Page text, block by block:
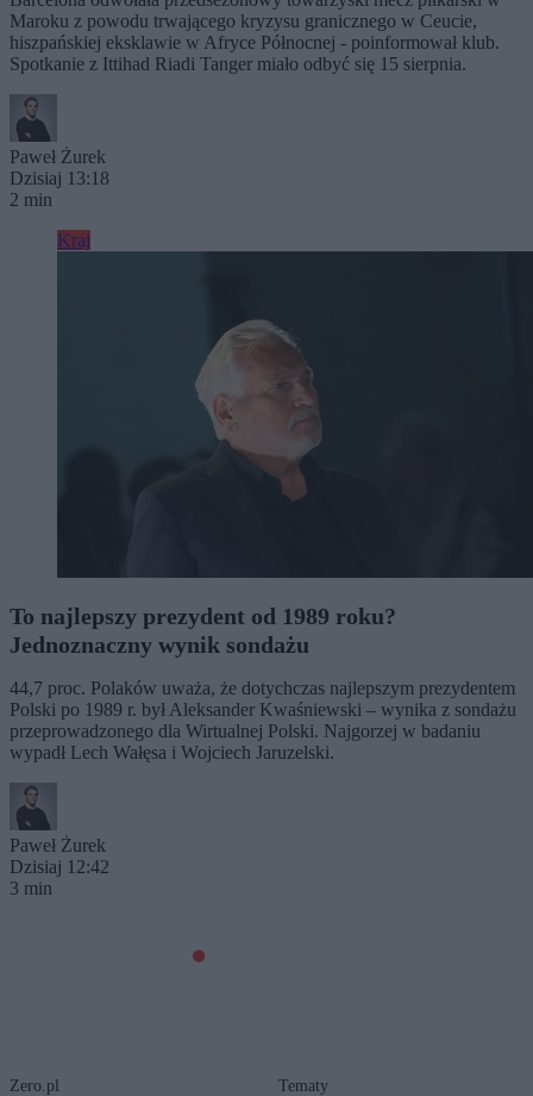
Maroku z powodu trwającego kryzysu granicznego w Ceucie,
hiszpańskiej eksklawie w Afryce Północnej - poinformował klub.
Spotkanie z Ittihad Riadi Tanger miało odbyć się 15 sierpnia.
Paweł Żurek
Dzisiaj 13:18
2 min
Kraj
To najlepszy prezydent od 1989 roku?
Jednoznaczny wynik sondażu
44,7 proc. Polaków uważa, że dotychczas najlepszym prezydentem
Polski po 1989 r. był Aleksander Kwaśniewski – wynika z sondażu
przeprowadzonego dla Wirtualnej Polski. Najgorzej w badaniu
wypadł Lech Wałęsa i Wojciech Jaruzelski.
Paweł Żurek
Dzisiaj 12:42
3 min
Zero.pl Tematy